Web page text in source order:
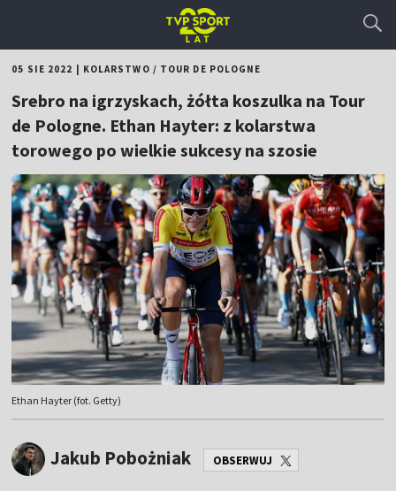
05 SIE 2022 KOLARSTWO / TOUR DE POLOGNE
Srebro na igrzyskach, żółta koszulka na Tour
de Pologne. Ethan Hayter: z kolarstwa
torowego po wielkie sukcesy na szosie
Ethan Hayter (fot. Getty)
Jakub Pobożniak OBSERWUJ